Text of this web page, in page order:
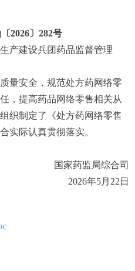
2026〕282号
产建设兵团药品监督管理
安全，规范处方药网络零
，提高药品网络零售相关从
织制定了《处方药网络零售
实际认真贯彻落实。
国家药监局综合司
2026年5月22日